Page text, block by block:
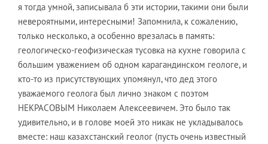
я тогда умной, записывала б эти истории, такими они были
невероятными, интересными! Запомнила, к сожалению,
только несколько, а особенно врезалась в память:
геологическо-геофизическая тусовка на кухне говорила с
большим уважением об одном карагандинском геологе, и
кто-то из присутствующих упомянул, что дед этого
уважаемого геолога был лично знаком с поэтом
НЕКРАСОВЫМ Николаем Алексеевичем. Это было так
удивительно, и в голове моей это никак не укладывалось
вместе: наш казахстанский геолог (пусть очень известный